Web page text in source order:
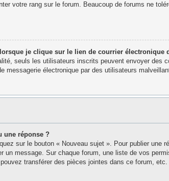
votre rang sur le forum. Beaucoup de forums ne
je clique sur le lien de courrier électronique
seuls les utilisateurs inscrits peuvent envoyer des
messagerie électronique par des utilisateurs
une réponse ?
sur le bouton « Nouveau sujet ». Pour publier
un message. Sur chaque forum, une liste de vos
transférer des pièces jointes dans ce forum, etc.